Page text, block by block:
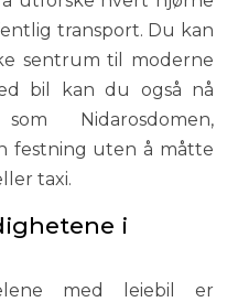
transport. Du kan
sentrum til moderne
bil kan du også nå
Nidarosdomen,
festning uten å måtte
taxi.
i
med leiebil er